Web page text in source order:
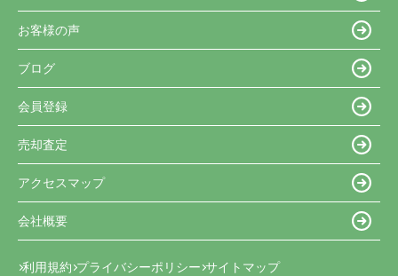
お客様の声
ブログ
会員登録
売却査定
アクセスマップ
会社概要
利用規約 プライバシーポリシー サイトマップ